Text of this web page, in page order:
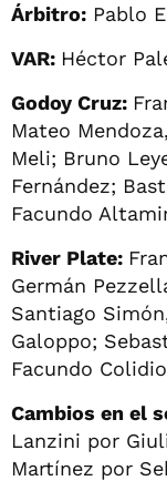
Árbitro: Pablo
VAR: Héctor
Godoy Cruz:
Mateo
Meli; Bruno
Fernández;
Facundo
River Plate:
Germán
Santiago
Galoppo;
Facundo
Cambios en el
Lanzini por
Martínez por